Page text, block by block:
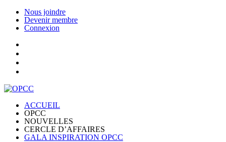
Nous joindre
Devenir membre
Connexion
ACCUEIL
OPCC
NOUVELLES
CERCLE D’AFFAIRES
GALA INSPIRATION OPCC